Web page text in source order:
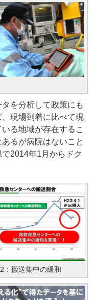
を分析して政策にも
現場到着に比べて現
る地域が存在するこ
るが病院はないこと
2014年1月からドク
：搬送集中の緩和